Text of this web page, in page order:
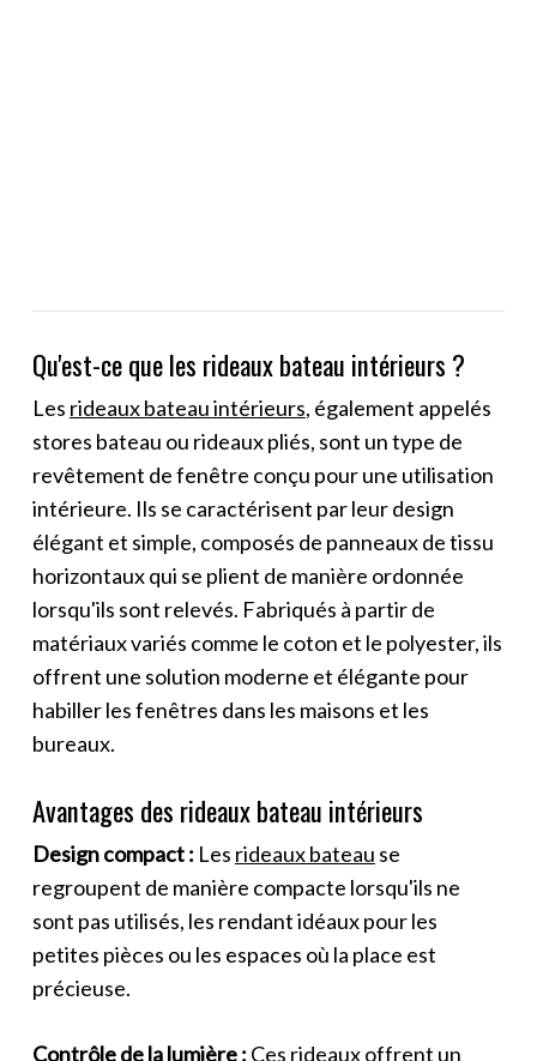
Qu'est-ce que les rideaux bateau intérieurs ?
Les rideaux bateau intérieurs, également appelés
stores bateau ou rideaux pliés, sont un type de
revêtement de fenêtre conçu pour une utilisation
intérieure. Ils se caractérisent par leur design
élégant et simple, composés de panneaux de tissu
horizontaux qui se plient de manière ordonnée
lorsqu'ils sont relevés. Fabriqués à partir de
matériaux variés comme le coton et le polyester, ils
offrent une solution moderne et élégante pour
habiller les fenêtres dans les maisons et les
bureaux.
Avantages des rideaux bateau intérieurs
Design compact : Les rideaux bateau se
regroupent de manière compacte lorsqu'ils ne
sont pas utilisés, les rendant idéaux pour les
petites pièces ou les espaces où la place est
précieuse.
Contrôle de la lumière : Ces rideaux offrent un